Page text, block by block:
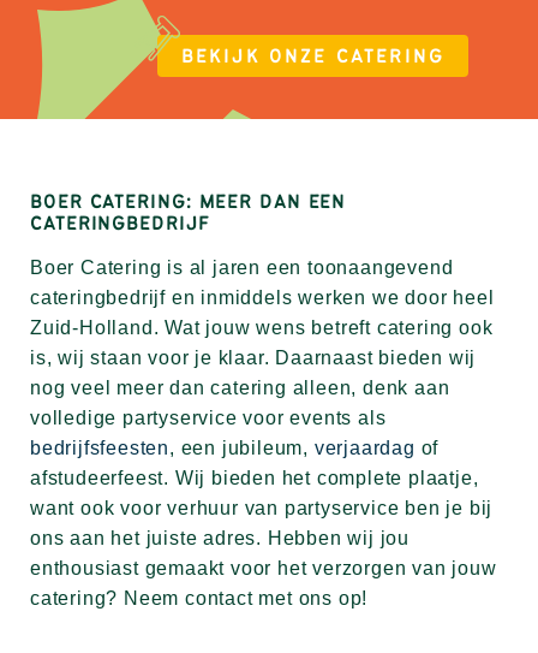
BEKIJK ONZE CATERING
BOER CATERING: MEER DAN EEN
CATERINGBEDRIJF
Boer Catering is al jaren een toonaangevend
cateringbedrijf en inmiddels werken we door heel
Zuid-Holland. Wat jouw wens betreft catering ook
is, wij staan voor je klaar. Daarnaast bieden wij
nog veel meer dan catering alleen, denk aan
volledige partyservice voor events als
bedrijfsfeesten, een jubileum, verjaardag of
afstudeerfeest. Wij bieden het complete plaatje,
want ook voor verhuur van partyservice ben je bij
ons aan het juiste adres. Hebben wij jou
enthousiast gemaakt voor het verzorgen van jouw
catering? Neem contact met ons op!